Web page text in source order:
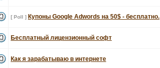
[ Poll ] Купоны Google Adwords на 50$ - бесплатно.
Бесплатный лицензионный софт
Как я зарабатываю в интернете